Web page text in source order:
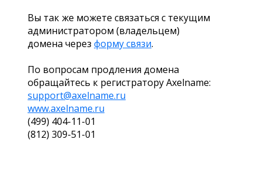
Вы так же можете связаться с текущим
администратором (владельцем)
домена через форму связи.
По вопросам продления домена
обращайтесь к регистратору Axelname:
support@axelname.ru
www.axelname.ru
(499) 404-11-01
(812) 309-51-01